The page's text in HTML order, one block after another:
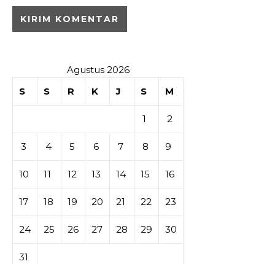
Agustus 2026
S
S R K J S M
1 2
3 4 5 6 7 8 9
10 11 12 13 14 15 16
17 18 19 20 21 22 23
24 25 26 27 28 29 30
31